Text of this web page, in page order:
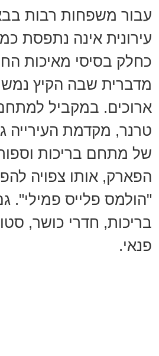
עבור משפחות רבות
עירונית אינה נתפסת
כחלק בסיסי מאיכות
מדברית שבה הקיץ
ארוכים. במקביל
טרנר, מקדמת העירייה
של מתחם בריכות
הפארק, אותו צפויה
"הולמס פלייס פמילי".
בריכות, חדרי כושר,
פנאי.